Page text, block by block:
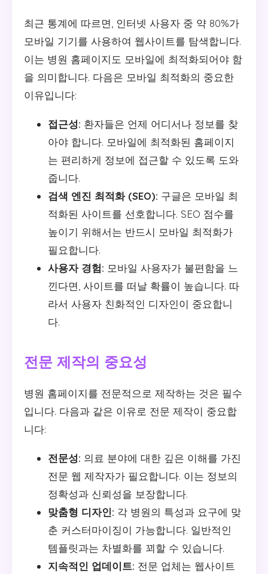
최근 통계에 따르면, 인터넷 사용자 중 약 80%가
모바일 기기를 사용하여 웹사이트를 탐색합니다.
이는 병원 홈페이지도 모바일에 최적화되어야 함
을 의미합니다. 다음은 모바일 최적화의 중요한
이유입니다:
접근성: 환자들은 언제 어디서나 정보를 찾
아야 합니다. 모바일에 최적화된 홈페이지
는 편리하게 정보에 접근할 수 있도록 도와
줍니다.
검색 엔진 최적화 (SEO): 구글은 모바일 최
적화된 사이트를 선호합니다. SEO 점수를
높이기 위해서는 반드시 모바일 최적화가
필요합니다.
사용자 경험: 모바일 사용자가 불편함을 느
낀다면, 사이트를 떠날 확률이 높습니다. 따
라서 사용자 친화적인 디자인이 중요합니
다.
전문 제작의 중요성
병원 홈페이지를 전문적으로 제작하는 것은 필수
입니다. 다음과 같은 이유로 전문 제작이 중요합
니다:
전문성: 의료 분야에 대한 깊은 이해를 가진
전문 웹 제작자가 필요합니다. 이는 정보의
정확성과 신뢰성을 보장합니다.
맞춤형 디자인: 각 병원의 특성과 요구에 맞
춘 커스터마이징이 가능합니다. 일반적인
템플릿과는 차별화를 꾀할 수 있습니다.
지속적인 업데이트: 전문 업체는 웹사이트